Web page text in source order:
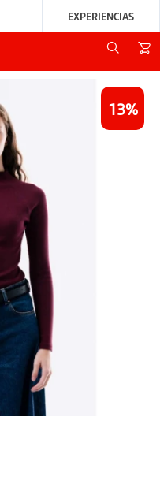
EXPERIENCIAS
13